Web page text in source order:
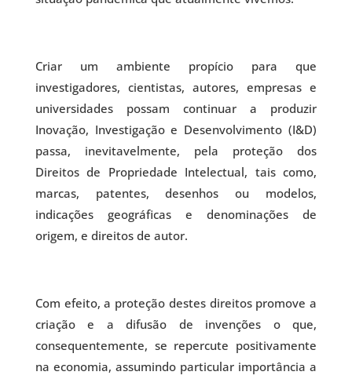
Criar um ambiente propício para que
investigadores, cientistas, autores, empresas e
universidades possam continuar a produzir
Inovação, Investigação e Desenvolvimento (I&D)
passa, inevitavelmente, pela proteção dos
Direitos de Propriedade Intelectual, tais como,
marcas, patentes, desenhos ou modelos,
indicações geográficas e denominações de
origem, e direitos de autor.
Com efeito, a proteção destes direitos promove a
criação e a difusão de invenções o que,
consequentemente, se repercute positivamente
na economia, assumindo particular importância a